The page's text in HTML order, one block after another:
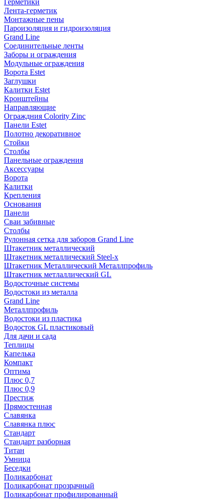
Герметики
Лента-герметик
Монтажные пены
Пароизоляция и гидроизоляция
Grand Line
Соединительные ленты
Заборы и ограждения
Модульные ограждения
Ворота Estet
Заглушки
Калитки Estet
Кронштейны
Направляющие
Ограждния Colority Zinc
Панели Estet
Полотно декоративное
Стойки
Столбы
Панельные ограждения
Аксессуары
Ворота
Калитки
Крепления
Основания
Панели
Сваи забивные
Столбы
Рулонная сетка для заборов Grand Line
Штакетник металлический
Штакетник металлический Steel-x
Штакетник Металлический Металлпрофиль
Штакетник метлаллический GL
Водосточные системы
Водостоки из металла
Grand Line
Металлпрофиль
Водостоки из пластика
Водосток GL пластиковый
Для дачи и сада
Теплицы
Капелька
Компакт
Оптима
Плюс 0,7
Плюс 0,9
Престиж
Прямостенная
Славянка
Славянка плюс
Стандарт
Стандарт разборная
Титан
Умница
Беседки
Поликарбонат
Поликарбонат прозрачный
Поликарбонат профилированный